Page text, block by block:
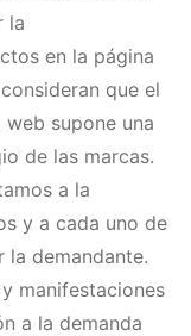
la
en la página
que el
supone una
de las marcas.
a la
y a cada uno de
la demandante.
manifestaciones
a la demanda